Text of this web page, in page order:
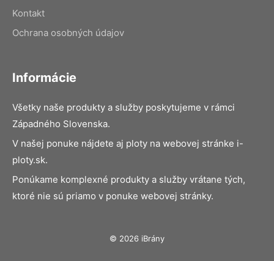
Kontakt
Ochrana osobných údajov
Informácie
Všetky naše produkty a služby poskytujeme v rámci
Západného Slovenska.
V našej ponuke nájdete aj ploty na webovej stránke i-
ploty.sk.
Ponúkame komplexné produkty a služby vrátane tých,
ktoré nie sú priamo v ponuke webovej stránky.
© 2026 iBrány